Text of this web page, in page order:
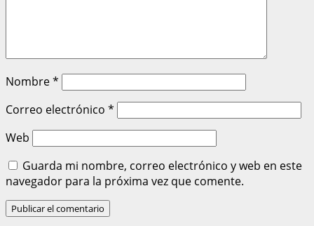
Nombre*
Correo electrónico *
Web
Guarda mi nombre, correo electrónico y web en este
navegador para la próxima vez que comente.